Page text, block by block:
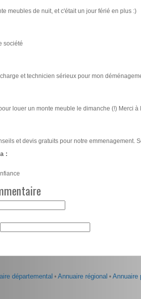
meubles de nuit, et c'était un jour férié en plus :)
société
et technicien sérieux pour mon
louer un monte meuble le dimanche (!) Merci à
et devis gratuits pour notre emmenagement.
:
départemental • Annuaire régional • Annuaire